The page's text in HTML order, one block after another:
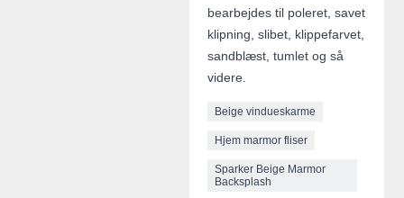
bearbejdes til poleret, savet
klipning, slibet, klippefarvet,
sandblæst, tumlet og så
videre.
Beige vindueskarme
Hjem marmor fliser
Sparker Beige Marmor
Backsplash